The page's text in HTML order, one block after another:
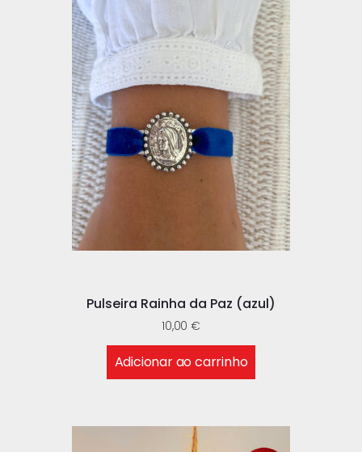
Pulseira Rainha da Paz (azul)
10,00 €
Adicionar ao carrinho